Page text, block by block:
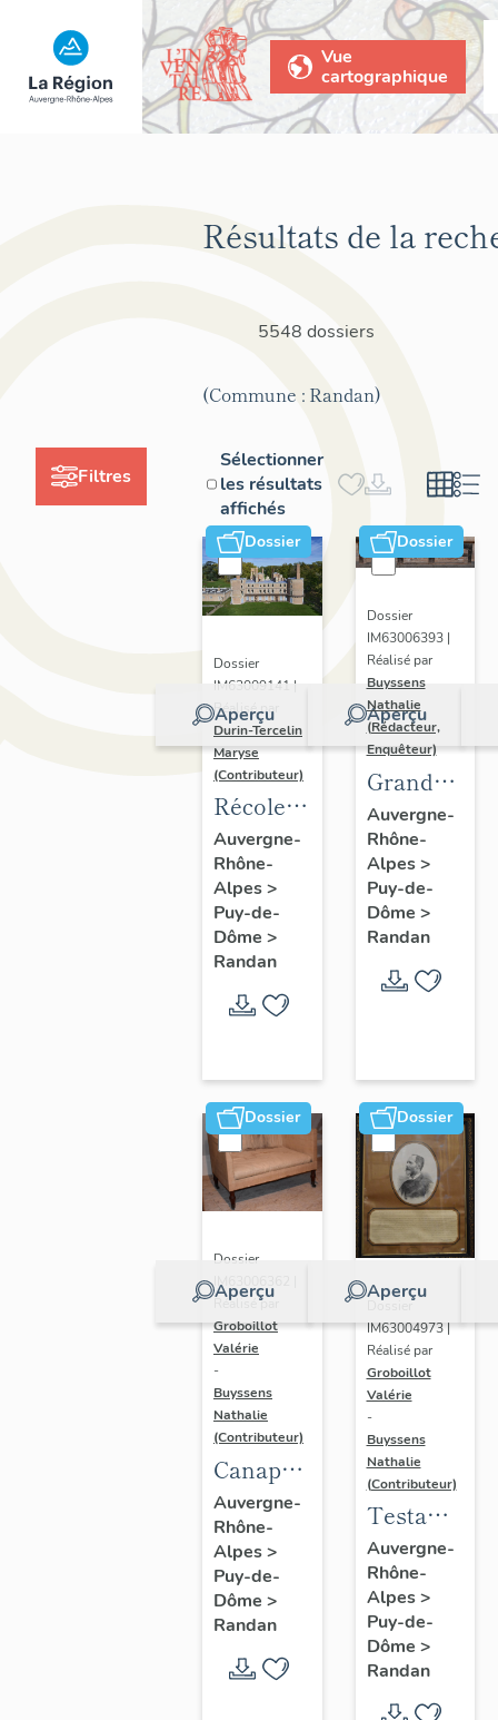
Vue
cartographique
Filtres
Résultats de la
5548 dossiers
(Commune : Randan)
Sélectionner
les résultats
affichés
Dossier
Aperçu
Dossier
IM63009141 |
Réalisé par
Durin-Tercelin
Maryse
(Contributeur)
Récolement-
inventaire
du fonds
mobilier
du
domaine
royal de
Randan
Auvergne-
Rhône-
Alpes>
Puy-de-
Dôme >
Randan
Dossier
Aperçu
Dossier
IM63006393 |
Réalisé par
Buyssens
Nathalie
(Rédacteur,
Enquêteur)
Grand
potager
Auvergne-
Rhône-
Alpes>
Puy-de-
Dôme >
Randan
Dossier
Aperçu
Dossier
IM63006362 |
Réalisé par
Groboillot
Valérie
-
Buyssens
Nathalie
(Contributeur)
Canapé
à joues
n° 2
Auvergne-
Rhône-
Alpes>
Puy-de-
Dôme >
Randan
Dossier
Aperçu
Dossier
IM63004973 |
Réalisé par
Groboillot
Valérie
-
Buyssens
Nathalie
(Contributeur)
Testament
politique
de
Philippe
d'Orléans,
comte de
Paris
Auvergne-
Rhône-
Alpes>
Puy-de-
Dôme >
Randan